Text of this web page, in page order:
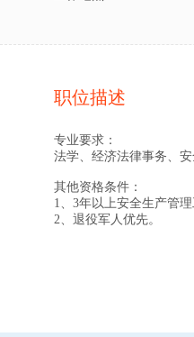
职位描述
专业要求：
法学、经济法律事务、
其他资格条件：
1、3年以上安全生产管
2、退役军人优先。